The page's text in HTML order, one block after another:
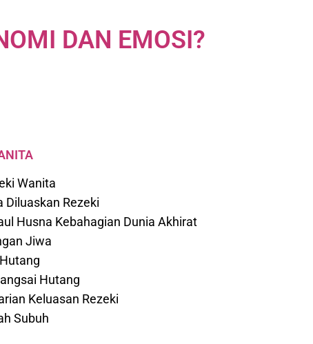
DAN EMOSI?
Wanita​
Diluaskan Rezeki
Husna Kebahagian Dunia Akhirat
Jiwa
Hutang
Keluasan Rezeki
Subuh